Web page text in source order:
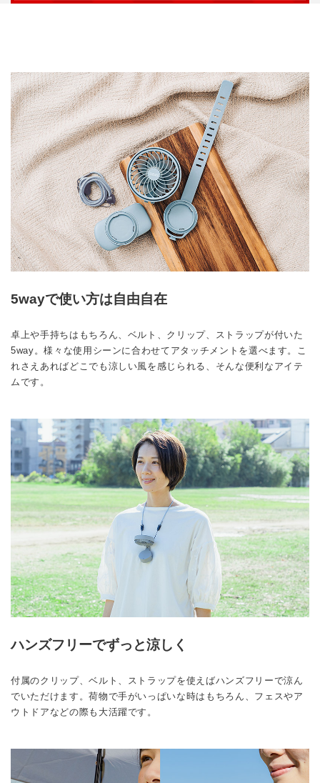
5wayで使い方は自由自在
卓上や手持ちはもちろん、ベルト、クリップ、ストラップが付いた
5way。様々な使用シーンに合わせてアタッチメントを選べます。こ
れさえあればどこでも涼しい風を感じられる、そんな便利なアイテ
ムです。
ハンズフリーでずっと涼しく
付属のクリップ、ベルト、ストラップを使えばハンズフリーで涼ん
でいただけます。荷物で手がいっぱいな時はもちろん、フェスやア
ウトドアなどの際も大活躍です。